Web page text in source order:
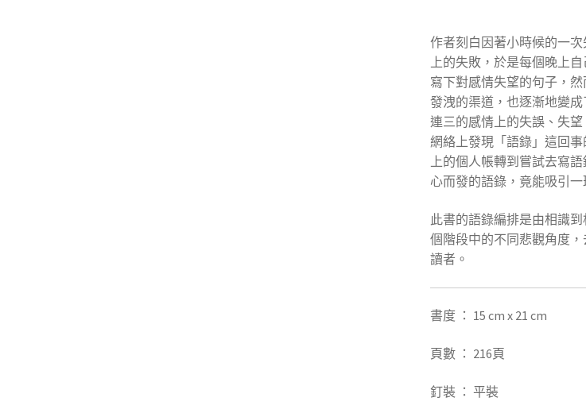
作者刻白因著小時候的一
上的失敗，於是每個晚上
寫下對感情失望的句子，
發洩的渠道，也逐漸地變
連三的感情上的失誤、失
網絡上發現「語錄」這回
上的個人帳轉到嘗試去寫
心而發的語錄，竟能吸引
此書的語錄編排是由相識
個階段中的不同悲觀角度
讀者。
書度 ： 15 cm x 21 cm
頁數 ： 216頁
釘裝 ： 平裝